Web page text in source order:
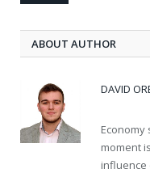
ABOUT AUTHOR
DAVID
moment
influence